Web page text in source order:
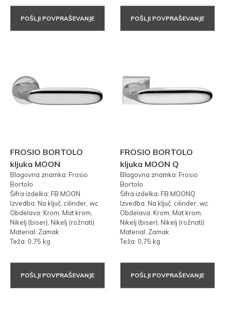
POŠLJI POVPRAŠEVANJE POŠLJI POVPRAŠEVANJE
FROSIO BORTOLO
kljuka MOON
Blagovna znamka: Frosio
Bortolo
Šifra izdelka: FB.MOON
Izvedba: Na ključ, cilinder, wc
Obdelava: Krom, Mat krom,
Nikelj (biser), Nikelj (rožnati)
Material: Zamak
Teža: 0,75 kg
POŠLJI POVPRAŠEVANJE
FROSIO BORTOLO
kljuka MOON Q
Blagovna znamka: Frosio
Bortolo
Šifra izdelka: FB.MOONQ
Izvedba: Na ključ, cilinder, wc
Obdelava: Krom, Mat krom,
Nikelj (biser), Nikelj (rožnati)
Material: Zamak
Teža: 0,75 kg
POŠLJI POVPRAŠEVANJE